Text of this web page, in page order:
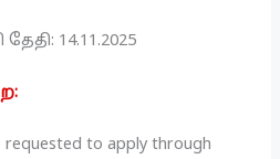
14.11.2025
to apply through